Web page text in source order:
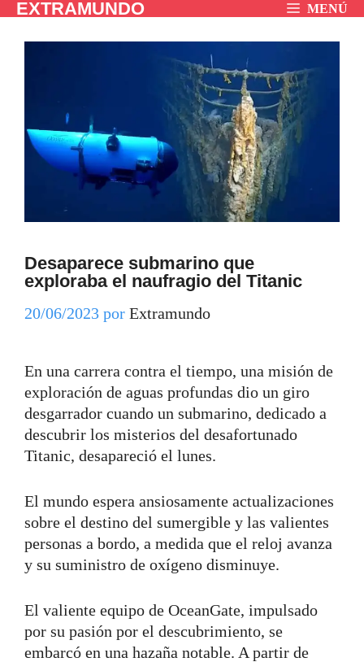
SaltarEXTRAMUNDO MENÚ
Desaparece submarino que
exploraba el naufragio del Titanic
20/06/2023 por Extramundo
En una carrera contra el tiempo, una misión de
exploración de aguas profundas dio un giro
desgarrador cuando un submarino, dedicado a
descubrir los misterios del desafortunado
Titanic, desapareció el lunes.
El mundo espera ansiosamente actualizaciones
sobre el destino del sumergible y las valientes
personas a bordo, a medida que el reloj avanza
y su suministro de oxígeno disminuye.
El valiente equipo de OceanGate, impulsado
por su pasión por el descubrimiento, se
embarcó en una hazaña notable. A partir de